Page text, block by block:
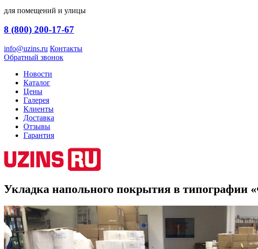
для помещений и улицы
8 (800) 200-17-67
info@uzins.ru Контакты
Обратный звонок
Новости
Каталог
Цены
Галерея
Клиенты
Доставка
Отзывы
Гарантия
Укладка напольного покрытия в типографии